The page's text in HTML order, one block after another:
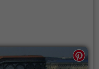
kann eine Feier
Nacht gehen und
euch und könnt